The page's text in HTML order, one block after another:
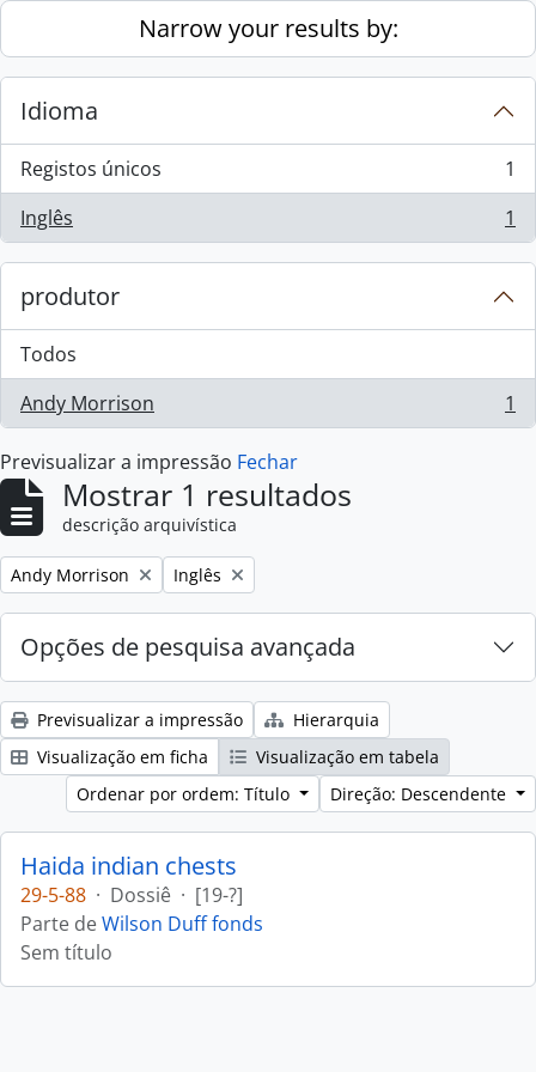
Skip to main contentNarrow your results by:
Idioma
Registos únicos
, 1 resultados
1
Inglês
, 1 resultados 1
produtor
Todos
Andy Morrison
, 1 resultados 1
Previsualizar a impressão Fechar
Mostrar 1 resultados
descrição arquivística
Remove filter:
Andy Morrison Remove filter:
Inglês
Opções de pesquisa avançada
Previsualizar a impressão
Hierarquia
Visualização em ficha
Visualização em tabela
Ordenar por ordem: Título
Direção: Descendente
Haida indian chests
29-5-88 · Dossiê · [19-?]
Parte deWilson Duff fonds
Sem título